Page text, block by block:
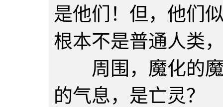
是他们！但，他们
根本不是普通人类
周围，魔化的魔
的气息，是亡灵？